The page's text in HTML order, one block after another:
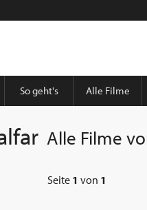
So geht's Alle Filme
Alle Filme
Seite 1 von 1